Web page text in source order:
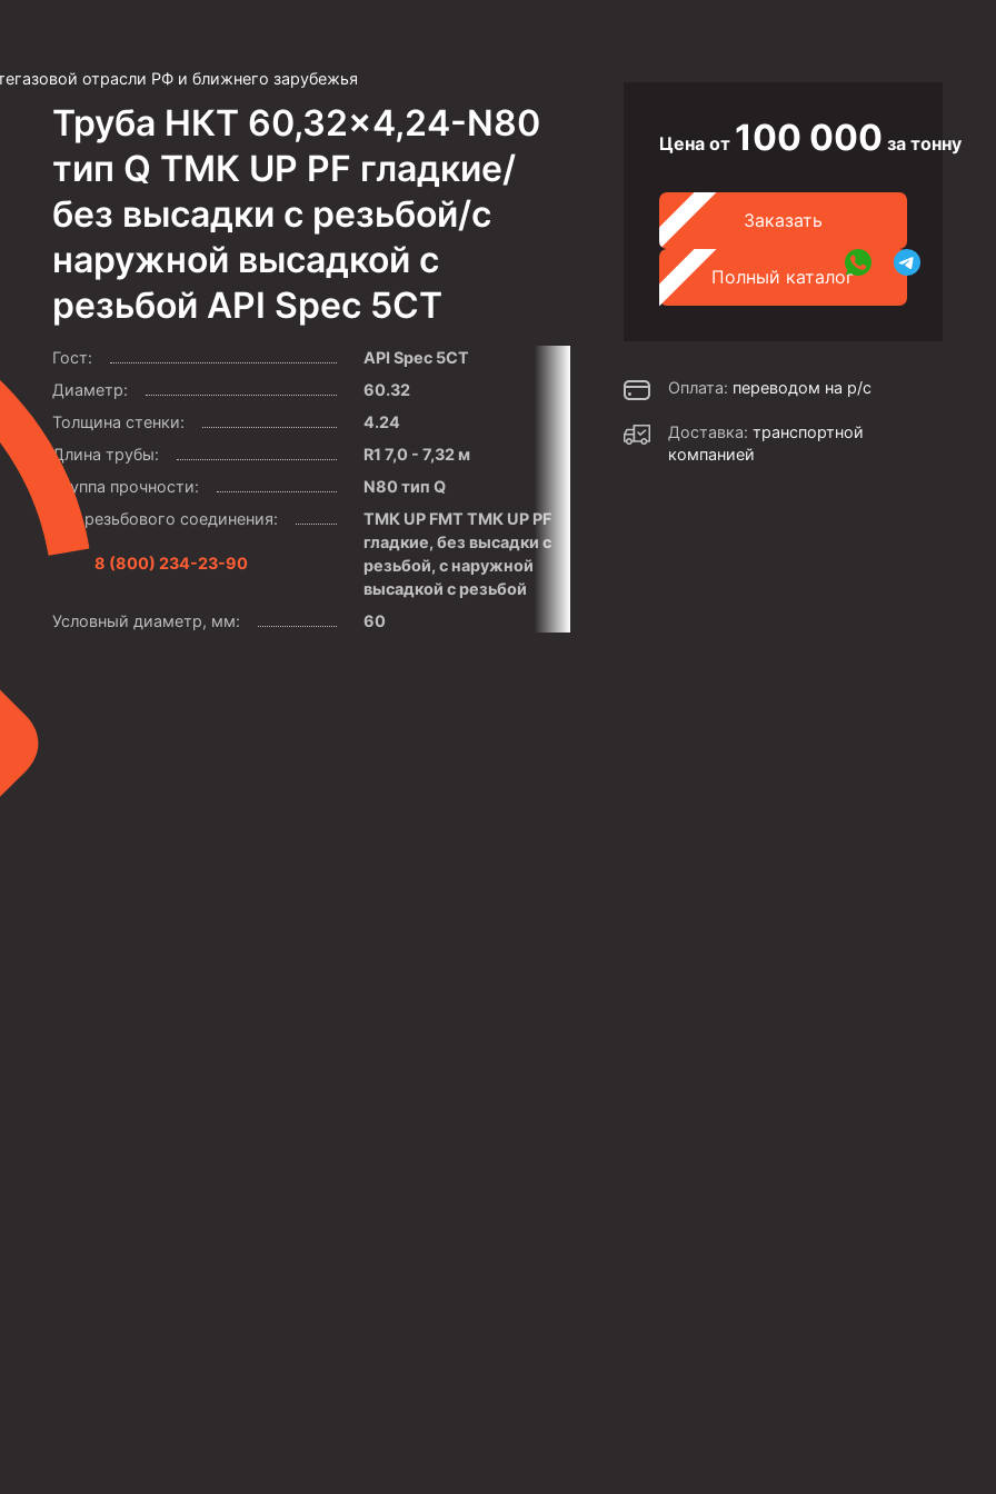
отрасли РФ и ближнего зарубежья
8 (800) 234-23-90
Труба НКТ 60,32×4,24-N80
тип Q ТМК UP PF гладкие/
без высадки с резьбой/с
наружной высадкой с
резьбой API Spec 5CT
Гост:
API Spec 5CT
Диаметр:
60.32
Толщина стенки:
4.24
Длина трубы:
R1 7,0 - 7,32 м
Группа прочности:
N80 тип Q
Тип резьбового соединения:
ТМК UP FMT ТМК UP PF
гладкие, без высадки с
резьбой, с наружной
высадкой с резьбой
Условный диаметр, мм:
60
Цена от 100 000 за тонну
Заказать
Полный каталог
Оплата: переводом на р/с
Доставка: транспортной
компанией